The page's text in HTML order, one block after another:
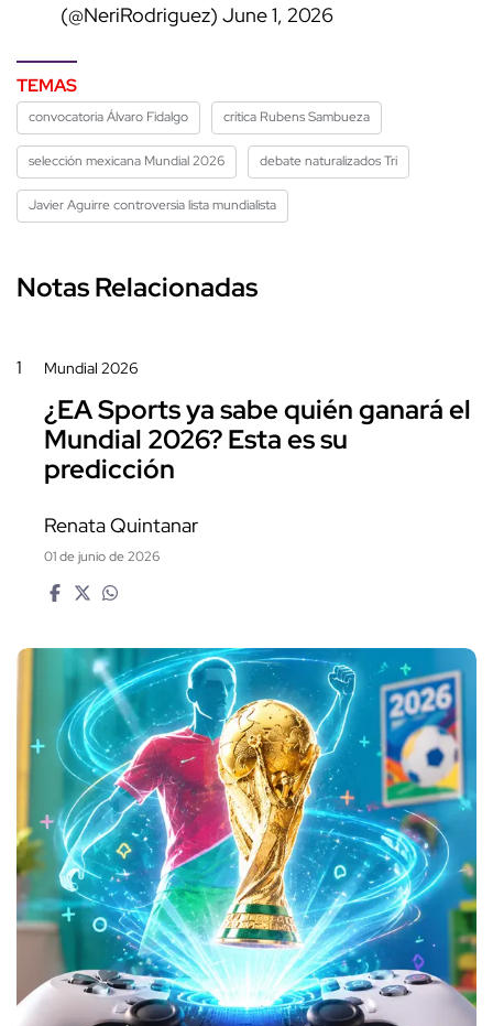
(@NeriRodriguez) June 1, 2026
TEMAS
convocatoria Álvaro Fidalgo crítica Rubens Sambueza
selección mexicana Mundial 2026 debate naturalizados Tri
Javier Aguirre controversia lista mundialista
Notas Relacionadas
1 Mundial 2026
¿EA Sports ya sabe quién ganará el
Mundial 2026? Esta es su
predicción
Renata Quintanar
01 de junio de 2026